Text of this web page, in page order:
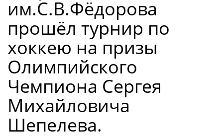
им.С.В.Фёдорова
прошёл турнир по
хоккею на призы
Олимпийского
Чемпиона Сергея
Михайловича
Шепелева.